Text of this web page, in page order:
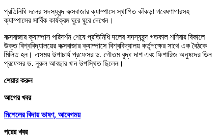
প্রতিনিধি দলের সদস্যবৃন্দ কক্সবাজার ক্যাম্পাসে স্থাপিত কাঁকড়া গবেষণাগারসহ
ক্যাম্পাসের সার্বিক কার্যক্রম ঘুরে ঘুরে দেখেন।
কক্সবাজার ক্যাম্পাস পরিদর্শন শেষে প্রতিনিধি দলের সদস্যবৃন্দ গতকাল শনিবার বিকালে
উক্ত বিশ্ববিদ্যালয়ের কক্সবাজার ক্যাম্পাসে বিশ্ববিদ্যালয় কর্তৃপক্ষের সাথে এক বৈঠকে
মিলিত হন। এসময় উপাচার্য প্রফেসর ড. গৌতম বুদ্ধ দাশ এবং ফিশারিজ অনুষদের ডিন
প্রফেসর ড. নুরুল আবছার খান উপস্থিত ছিলেন।
শেয়ার করুন
আগের খবর
মিশেলের বিদায় ভাষণ, আবেগময়
পরের খবর